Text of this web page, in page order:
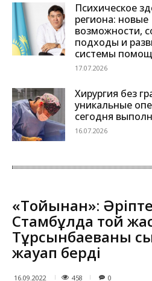
Психическое
региона: новые
возможности,
подходы и
системы
17.07.2026
Хирургия без
уникальные
сегодня
16.07.2026